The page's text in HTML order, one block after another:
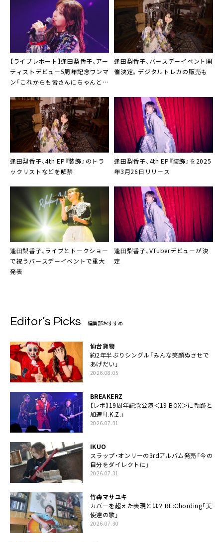
【ライブレポート】逢田梨香子、アー
ティストデビュー5周年記念ワンマ
ン「これからも皆さんにちゃんと気
逢田梨香子、バースデーイベント開
催決定。デジタルトレカの販売も
逢田梨香子、4th EP『装飾』のトラ
ックリストなどを解禁
逢田梨香子、4th EP『装飾』を2025
年3月26日リリース
逢田梨香子、ライブとトークショー
で祝うバースデーイベントで重大
発表
逢田梨香子、VTuberデビューが決
定
Editor’s Picks 編集部おすすめ
仙台貨物
約2年半ぶりシングル「みんな笑顔ぬさせで
あげだい」
2026.08.05
BREAKERZ
【レポ】19周年記念公演＜19 BOX＞に軌跡と
加速「I.K.Z.」
2026.07.31
IKUO
スラップ・オンリーの3rdアルバム発売「今の
自分をダイレクトに」
2026.07.31
竹森マサユキ
カバーを超えた表現とは？ RE:Chording「天
使達の歌」
2026.07.30